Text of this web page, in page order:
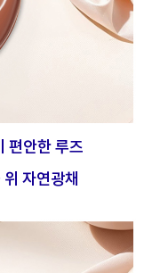
편안한 루즈
자연광채